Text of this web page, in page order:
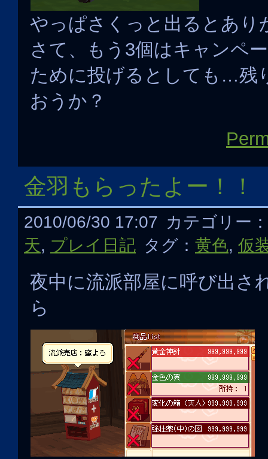
やっぱさくっと出るとあり
さて、もう3個はキャンペ
ために投げるとしても…残
おうか？
金羽もらったよー！！
2010/06/30 17:07 カテゴリー：
天, プレイ日記 タグ： 黄色, 仮
夜中に流派部屋に呼び出さ
ら